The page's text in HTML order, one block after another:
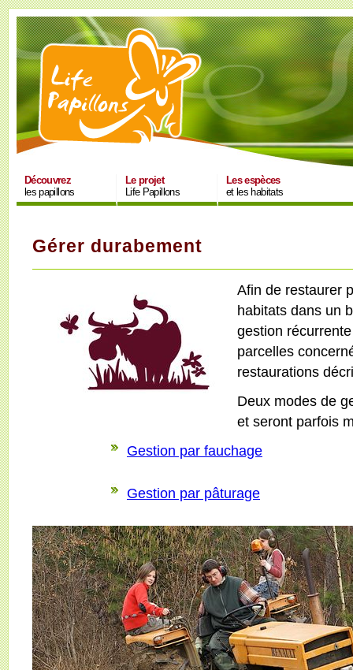
Découvrez
les papillons
Le projet
Life Papillons
Les espèces
et les habitats
Gérer durabement
Afin de restaurer
habitats dans un
gestion
parcelles
restaurations
Deux modes de
et seront parfois
Gestion par fauchage
Gestion par pâturage